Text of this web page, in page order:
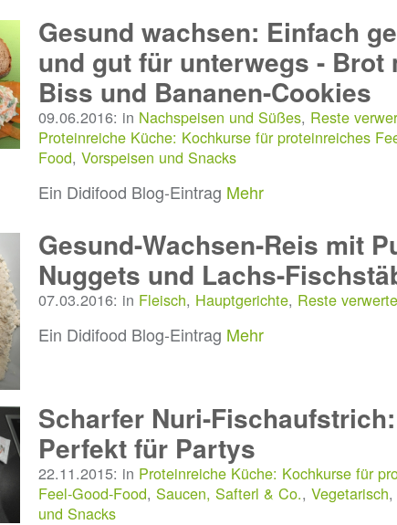
Gesund wachsen: Einfach
und gut für unterwegs - Brot
Biss und Bananen-Cookies
09.06.2016: in Nachspeisen und Süßes, Reste
Proteinreiche Küche: Kochkurse für proteinreiches
Food,Vorspeisen und Snacks
Ein Didifood Blog-Eintrag Mehr
Gesund-Wachsen-Reis mit
Nuggets und Lachs-
07.03.2016: in Fleisch, Hauptgerichte, Reste
Ein Didifood Blog-Eintrag Mehr
Scharfer Nuri-Fischaufstrich:
Perfekt für Partys
22.11.2015: in Proteinreiche Küche: Kochkurse für
Feel-Good-Food,Saucen, Safterl & Co.,Vegetarisch
und Snacks